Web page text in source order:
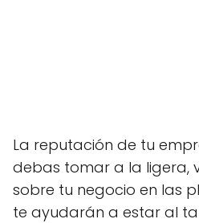
La reputación de tu
debas tomar a la ligera,
sobre tu negocio en las
te ayudarán a estar al